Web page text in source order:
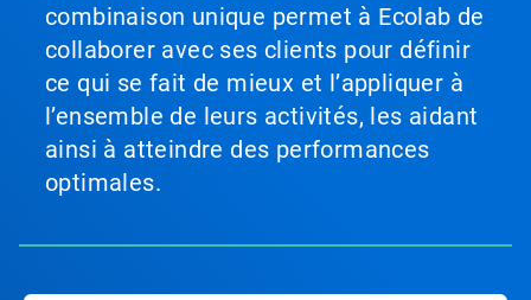
combinaison unique permet à Ecolab de
collaborer avec ses clients pour définir
ce qui se fait de mieux et l’appliquer à
l’ensemble de leurs activités, les aidant
ainsi à atteindre des performances
optimales.